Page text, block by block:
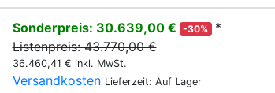
Sonderpreis: 30.639,00 € -30%
*
Listenpreis: 43.770,00 €
36.460,41 € inkl. MwSt.
Versandkosten Lieferzeit: Auf Lager